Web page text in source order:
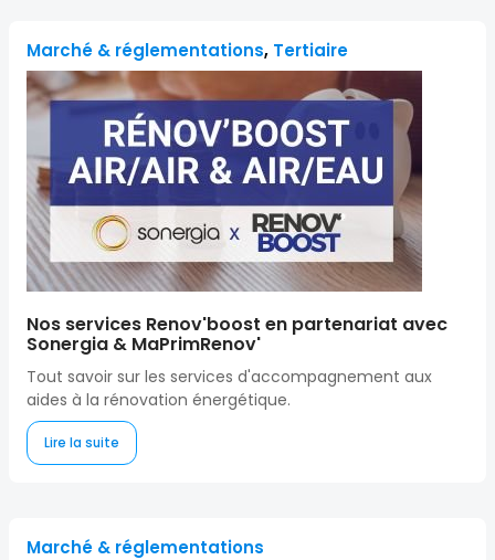
Marché & réglementations, Tertiaire
Nos services Renov'boost en partenariat avec
Sonergia & MaPrimRenov'
Tout savoir sur les services d'accompagnement aux
aides à la rénovation énergétique.
Lire la suite
Marché & réglementations